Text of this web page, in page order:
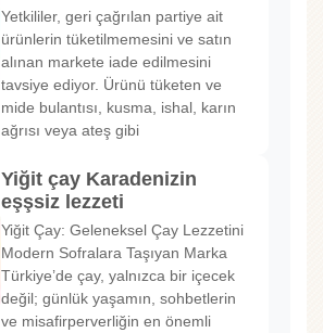
Yetkililer, geri çağrılan partiye ait
ürünlerin tüketilmemesini ve satın
alınan markete iade edilmesini
tavsiye ediyor. Ürünü tüketen ve
mide bulantısı, kusma, ishal, karın
ağrısı veya ateş gibi
Yiğit çay Karadenizin
eşşsiz lezzeti
Yiğit Çay: Geleneksel Çay Lezzetini
Modern Sofralara Taşıyan Marka
Türkiye’de çay, yalnızca bir içecek
değil; günlük yaşamın, sohbetlerin
ve misafirperverliğin en önemli